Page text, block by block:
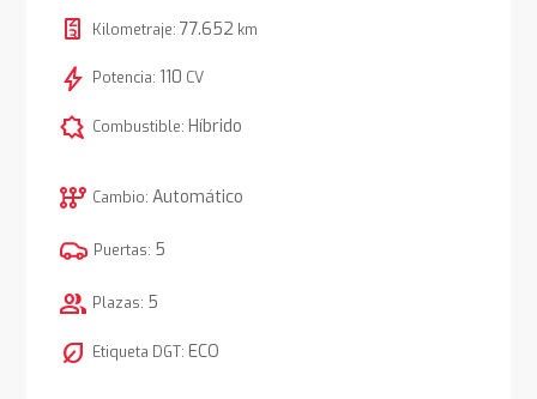
Kilometraje: 77.652 km
bolt Potencia: 110 CV
comic_bubble Combustible: Híbrido
auto_transmission Cambio: Automático
Puertas: 5
group Plazas: 5
nest_eco_leaf Etiqueta DGT: ECO